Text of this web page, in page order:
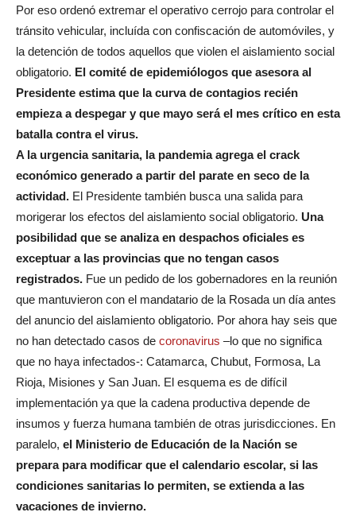
Por eso ordenó extremar el operativo cerrojo para controlar el
tránsito vehicular, incluída con confiscación de automóviles, y
la detención de todos aquellos que violen el aislamiento social
obligatorio. El comité de epidemiólogos que asesora al
Presidente estima que la curva de contagios recién
empieza a despegar y que mayo será el mes crítico en esta
batalla contra el virus.
A la urgencia sanitaria, la pandemia agrega el crack
económico generado a partir del parate en seco de la
actividad. El Presidente también busca una salida para
morigerar los efectos del aislamiento social obligatorio. Una
posibilidad que se analiza en despachos oficiales es
exceptuar a las provincias que no tengan casos
registrados. Fue un pedido de los gobernadores en la reunión
que mantuvieron con el mandatario de la Rosada un día antes
del anuncio del aislamiento obligatorio. Por ahora hay seis que
no han detectado casos de coronavirus –lo que no significa
que no haya infectados-: Catamarca, Chubut, Formosa, La
Rioja, Misiones y San Juan. El esquema es de difícil
implementación ya que la cadena productiva depende de
insumos y fuerza humana también de otras jurisdicciones. En
paralelo, el Ministerio de Educación de la Nación se
prepara para modificar que el calendario escolar, si las
condiciones sanitarias lo permiten, se extienda a las
vacaciones de invierno.